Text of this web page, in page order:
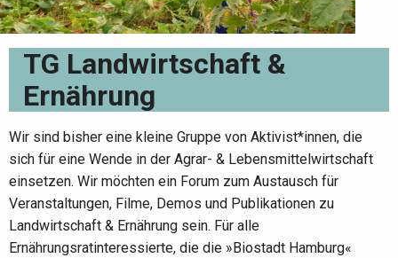
TG Landwirtschaft &
Ernährung
Wir sind bisher eine kleine Gruppe von Aktivist*innen, die
sich für eine Wende in der Agrar- & Lebensmittelwirtschaft
einsetzen. Wir möchten ein Forum zum Austausch für
Veranstaltungen, Filme, Demos und Publikationen zu
Landwirtschaft & Ernährung sein. Für alle
Ernährungsratinteressierte, die die »Biostadt Hamburg«